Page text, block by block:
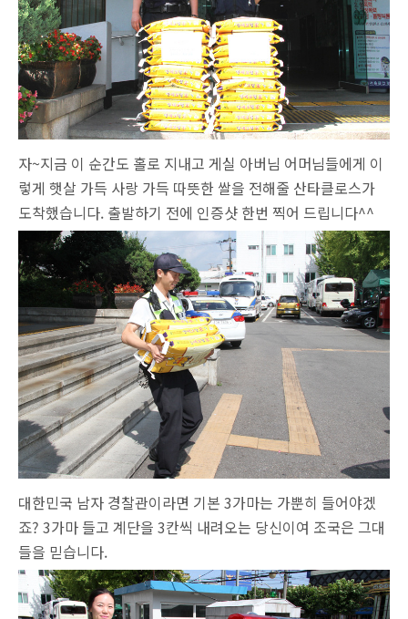
자~지금 이 순간도 홀로 지내고 게실 아버님 어머님들에게 이
렇게 햇살 가득 사랑 가득 따뜻한 쌀을 전해줄 산타클로스가
도착했습니다. 출발하기 전에 인증샷 한번 찍어 드립니다^^
대한민국 남자 경찰관이라면 기본 3가마는 가뿐히 들어야겠
죠? 3가마 들고 계단을 3칸씩 내려오는 당신이여 조국은 그대
들을 믿습니다.